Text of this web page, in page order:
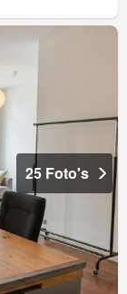
25 Foto's